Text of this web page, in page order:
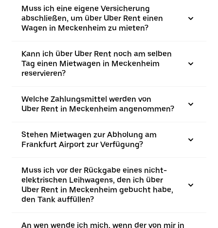
Muss ich eine eigene Versicherung
abschließen, um über Uber Rent einen
Wagen in Meckenheim zu mieten?
Kann ich über Uber Rent noch am selben
Tag einen Mietwagen in Meckenheim
reservieren?
Welche Zahlungsmittel werden von
Uber Rent in Meckenheim angenommen?
Stehen Mietwagen zur Abholung am
Frankfurt Airport zur Verfügung?
Muss ich vor der Rückgabe eines nicht-
elektrischen Leihwagens, den ich über
Uber Rent in Meckenheim gebucht habe,
den Tank auffüllen?
An wen wende ich mich, wenn der von mir in